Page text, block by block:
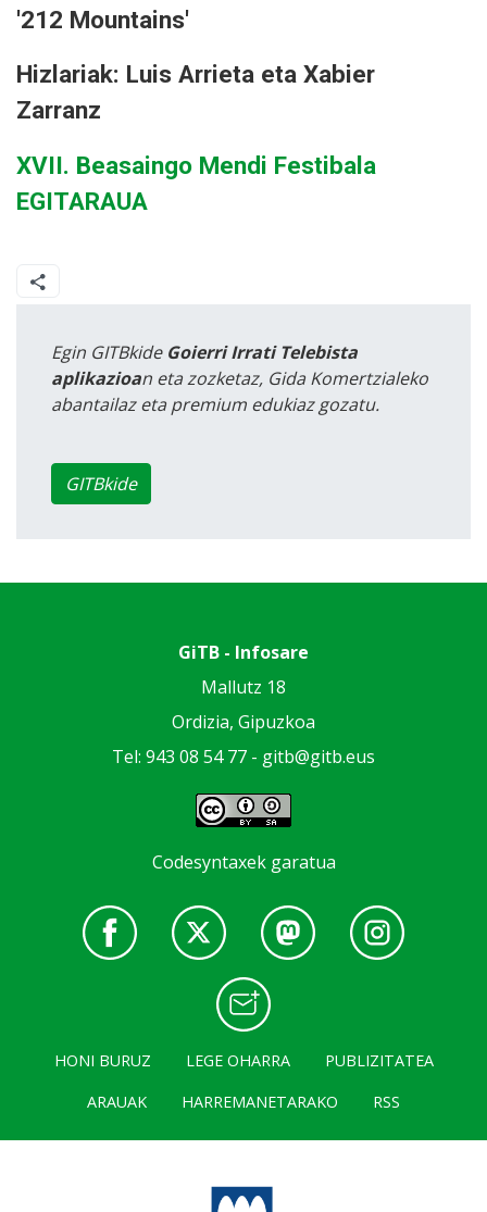
'212 Mountains'
Hizlariak: Luis Arrieta eta Xabier
Zarranz
XVII. Beasaingo Mendi Festibala
EGITARAUA
Egin GITBkide Goierri Irrati Telebista
aplikazioan eta zozketaz, Gida Komertzialeko
abantailaz eta premium edukiaz gozatu.
GITBkide
GiTB - Infosare
Mallutz 18
Ordizia, Gipuzkoa
Tel: 943 08 54 77 - gitb@gitb.eus
Codesyntaxek garatua
HONI BURUZ LEGE OHARRA
PUBLIZITATEA
ARAUAK
HARREMANETARAKO RSS